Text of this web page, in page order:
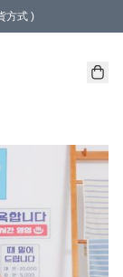
方式 )